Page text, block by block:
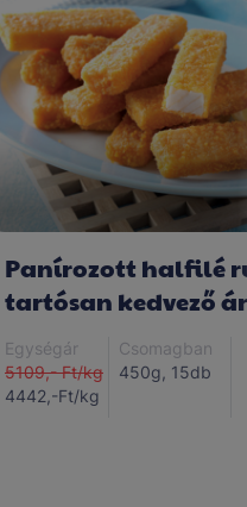
Panírozott halfilé
tartósan kedvező
Egységár
5109,- Ft/kg
4442,-Ft/kg
Csomagban
450g, 15db